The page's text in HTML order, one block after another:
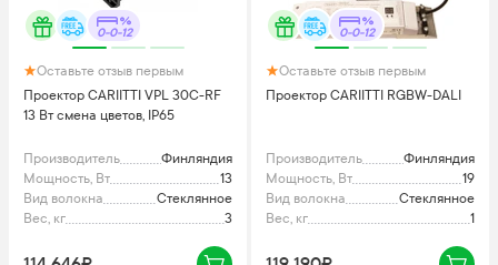
0-0-12
Оставьте отзыв первым
Проектор CARIITTI VPL 30C-RF
13 Вт смена цветов, IP65
Производитель
Финляндия
Мощность, Вт
13
Вид волокна
Стеклянное
Вес, кг
3
0-0-12
Оставьте отзыв первым
Проектор CARIITTI RGBW-DALI
Производитель
Финляндия
Мощность, Вт
19
Вид волокна
Стеклянное
Вес, кг
1